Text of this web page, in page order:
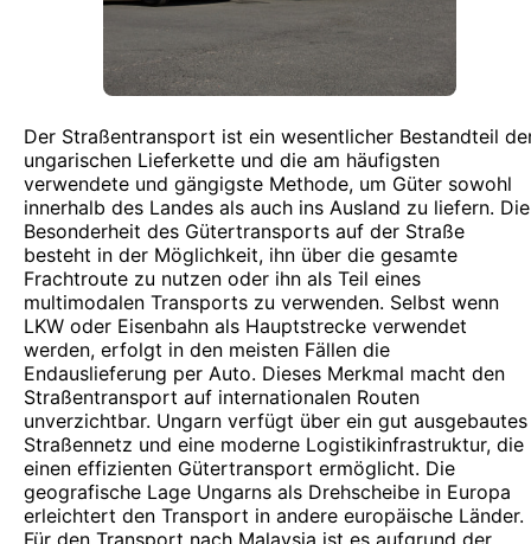
Der Straßentransport ist ein wesentlicher Bestandteil
ungarischen Lieferkette und die am häufigsten
verwendete und gängigste Methode, um Güter sowohl
innerhalb des Landes als auch ins Ausland zu liefern. Die
Besonderheit des Gütertransports auf der Straße
besteht in der Möglichkeit, ihn über die gesamte
Frachtroute zu nutzen oder ihn als Teil eines
multimodalen Transports zu verwenden. Selbst wenn
LKW oder Eisenbahn als Hauptstrecke verwendet
werden, erfolgt in den meisten Fällen die
Endauslieferung per Auto. Dieses Merkmal macht den
Straßentransport auf internationalen Routen
unverzichtbar. Ungarn verfügt über ein gut ausgebautes
Straßennetz und eine moderne Logistikinfrastruktur, die
einen effizienten Gütertransport ermöglicht. Die
geografische Lage Ungarns als Drehscheibe in Europa
erleichtert den Transport in andere europäische Länder.
Für den Transport nach Malaysia ist es aufgrund der